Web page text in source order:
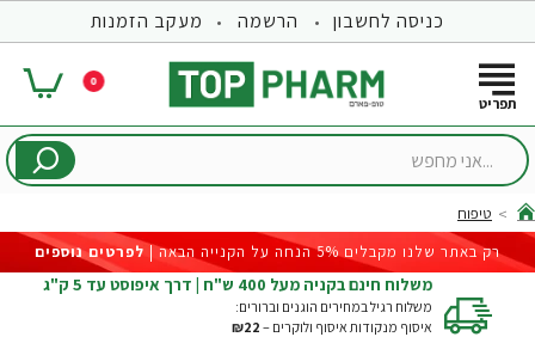
כניסה לחשבון הרשמה מעקב הזמנות
0
...אני
home
טיפוח
רק באתר שלנו מקבלים 5% הנחה על הקנייה הבאה |
לפרטים נוספים
משלוח חינם בקניה מעל 400 ש"ח | דרך איפוסט עד 5 ק"ג
משלוח רגיל במחירים הוגנים וברורים:
איסוף מנקודות איסוף ולוקרים – ₪22